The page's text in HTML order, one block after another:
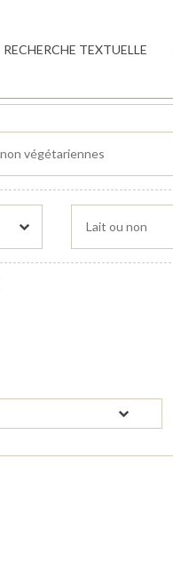
RECHERCHE TEXTUELLE